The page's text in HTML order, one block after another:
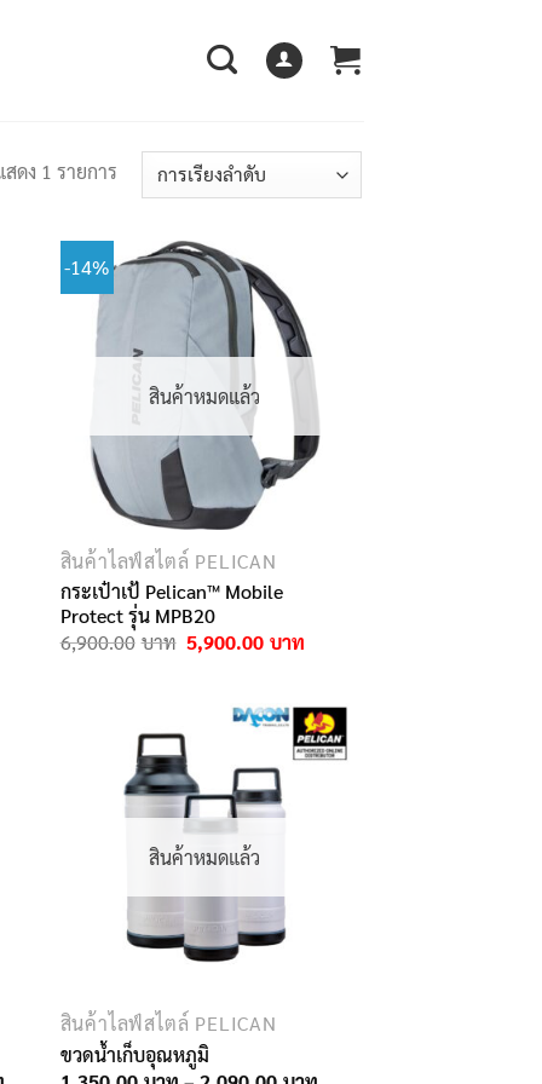
สดง 1 รายการ
-14%
สินค้าหมดแล้ว
สินค้าไลฟ์สไตล์ PELICAN
กระเป๋าเป้ Pelican™ Mobile
Protect รุ่น MPB20
6,900.00
Original
price
5,900.00
สินค้าหมดแล้ว
สินค้าไลฟ์สไตล์ PELICAN
ขวดน้ำเก็บอุณหภูมิ